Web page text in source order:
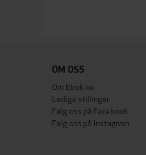
OM OSS
Om Ebok.no
Ledige stillinger
Følg oss på Facebook
Følg oss på Instagram